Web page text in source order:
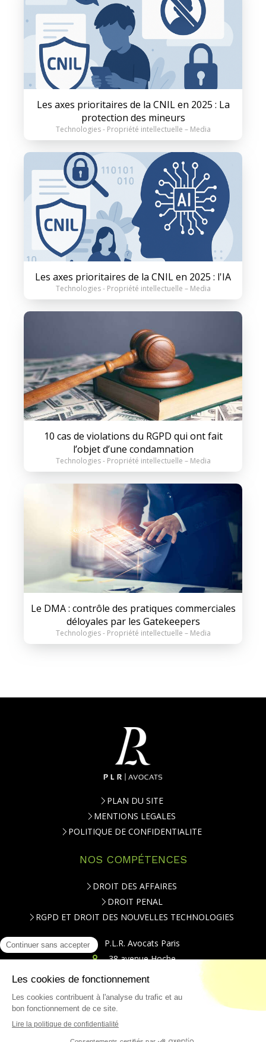
Les axes prioritaires de la CNIL en 2025 : La
protection des mineurs
Technologies - Propriété intellectuelle – Media
Les axes prioritaires de la CNIL en 2025 : l'IA
Technologies - Propriété intellectuelle – Media
10 cas de violations du RGPD qui ont fait
l’objet d’une condamnation
Technologies - Propriété intellectuelle – Media
Le DMA : contrôle des pratiques commerciales
déloyales par les Gatekeepers
Technologies - Propriété intellectuelle – Media
PLAN DU SITE
MENTIONS LEGALES
POLITIQUE DE CONFIDENTIALITE
NOS COMPÉTENCES
DROIT DES AFFAIRES
DROIT PENAL
RGPD ET DROIT DES NOUVELLES TECHNOLOGIES
P.L.R. Avocats Paris
38 avenue Hoche
Téléphone : 01.84.79.20.00
CONTACT